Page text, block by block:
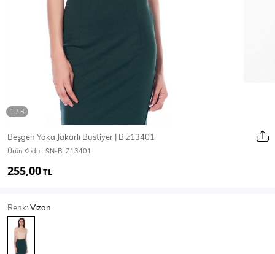
Yağmurluk
T-Shirt
Beşgen Yaka Jakarlı Bustiyer | Blz13401
Ürün Kodu : SN-BLZ13401
255,00TL
Renk:Vızon